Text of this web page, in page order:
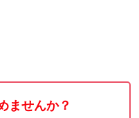
ませんか？